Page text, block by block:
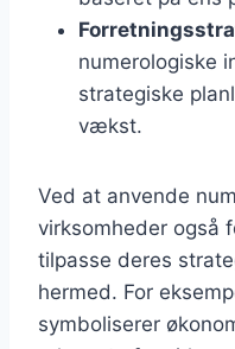
numerologiske
strategiske
vækst.
Ved at anvende
virksomheder også
tilpasse deres
hermed. For
symboliserer